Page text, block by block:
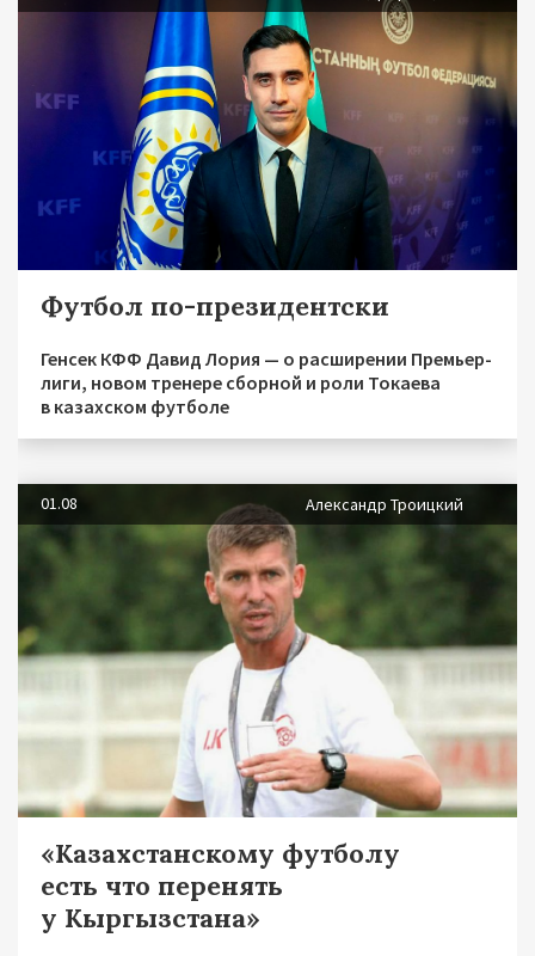
Футбол по-президентски
Генсек КФФ Давид Лория — о расширении Премьер-
лиги, новом тренере сборной и роли Токаева
в казахском футболе
01.08 Александр Троицкий
«Казахстанскому футболу
есть что перенять
у Кыргызстана»